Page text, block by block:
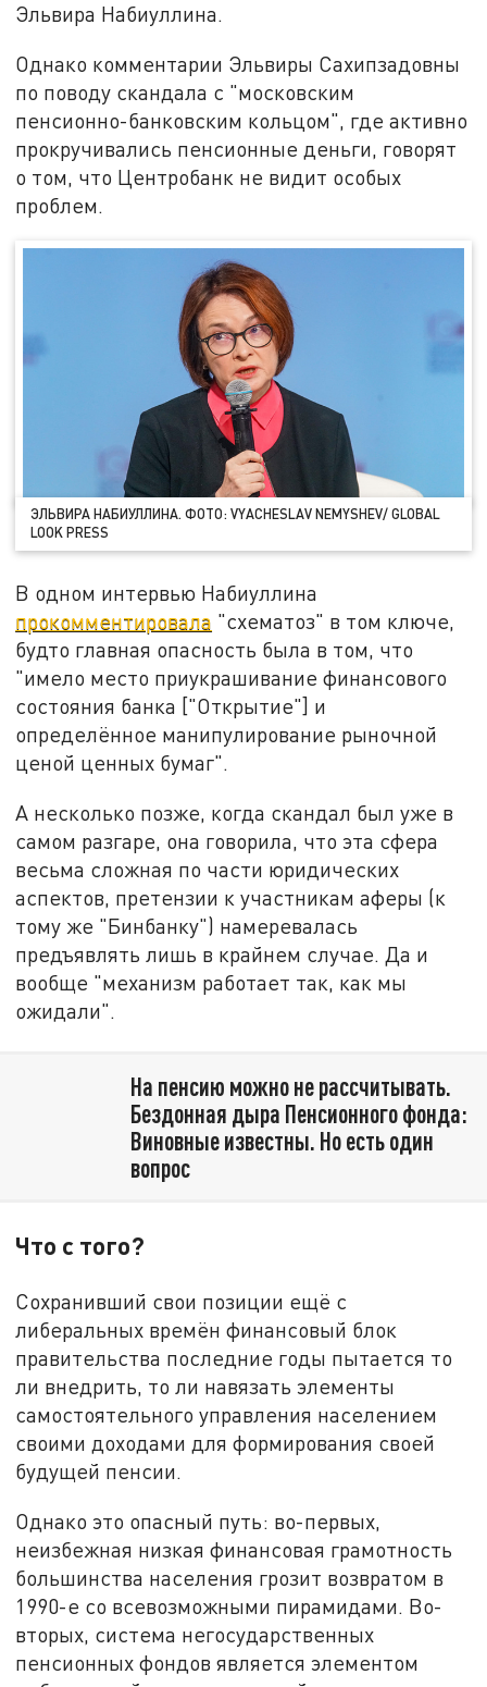
Эльвира Набиуллина.
Однако комментарии Эльвиры Сахипзадовны
по поводу скандала с "московским
пенсионно-банковским кольцом", где активно
прокручивались пенсионные деньги, говорят
о том, что Центробанк не видит особых
проблем.
ЭЛЬВИРА НАБИУЛЛИНА. ФОТО: VYACHESLAV NEMYSHEV/ GLOBAL
LOOK PRESS
В одном интервью Набиуллина
прокомментировала "схематоз" в том ключе,
будто главная опасность была в том, что
"имело место приукрашивание финансового
состояния банка ["Открытие"] и
определённое манипулирование рыночной
ценой ценных бумаг".
А несколько позже, когда скандал был уже в
самом разгаре, она говорила, что эта сфера
весьма сложная по части юридических
аспектов, претензии к участникам аферы (к
тому же "Бинбанку") намеревалась
предъявлять лишь в крайнем случае. Да и
вообще "механизм работает так, как мы
ожидали".
На пенсию можно не рассчитывать.
Бездонная дыра Пенсионного фонда:
Виновные известны. Но есть один
вопрос
Что с того?
Сохранивший свои позиции ещё с
либеральных времён финансовый блок
правительства последние годы пытается то
ли внедрить, то ли навязать элементы
самостоятельного управления населением
своими доходами для формирования своей
будущей пенсии.
Однако это опасный путь: во-первых,
неизбежная низкая финансовая грамотность
большинства населения грозит возвратом в
1990-е со всевозможными пирамидами. Во-
вторых, система негосударственных
пенсионных фондов является элементом